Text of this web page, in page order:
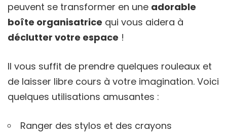
peuvent se transformer en une adorable
boîte organisatrice qui vous aidera à
déclutter votre espace !
Il vous suffit de prendre quelques rouleaux et
de laisser libre cours à votre imagination. Voici
quelques utilisations amusantes :
Ranger des stylos et des crayons